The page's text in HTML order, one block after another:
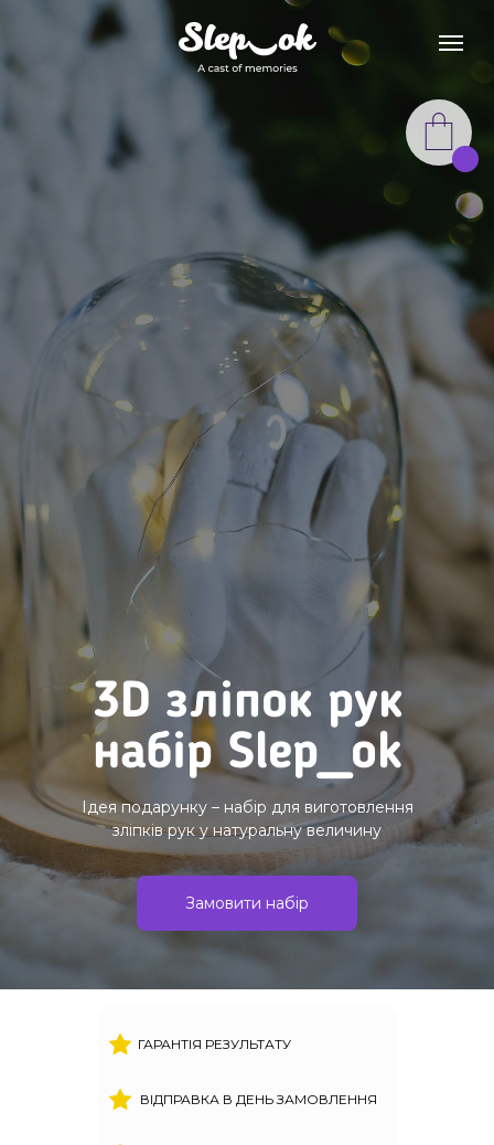
3D зліпок рук
набір Slep_ok
Ідея подарунку – набір для виготовлення
зліпків рук у натуральну величину
Замовити набір
ГАРАНТІЯ РЕЗУЛЬТАТУ
ВІДПРАВКА В ДЕНЬ ЗАМОВЛЕННЯ